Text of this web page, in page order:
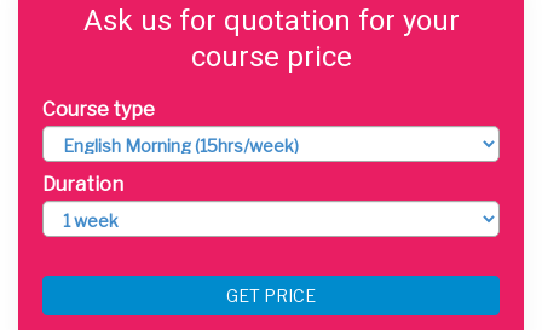
Ask us for quotation for your
course price
Course type
Duration
GET PRICE